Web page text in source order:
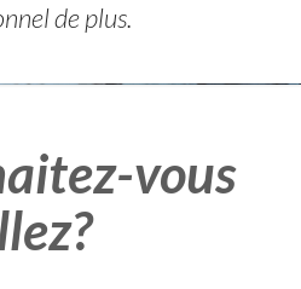
de plus.
vous